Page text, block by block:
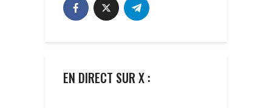
EN DIRECT SUR X :